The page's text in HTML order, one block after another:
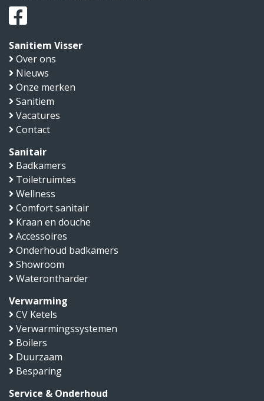
Sanitiem Visser
Over ons
Nieuws
Onze merken
Sanitiem
Vacatures
Contact
Sanitair
Badkamers
Toiletruimtes
Wellness
Comfort sanitair
Kraan en douche
Accessoires
Onderhoud badkamers
Showroom
Waterontharder
Verwarming
CV Ketels
Verwarmingssystemen
Boilers
Duurzaam
Besparing
Service & Onderhoud